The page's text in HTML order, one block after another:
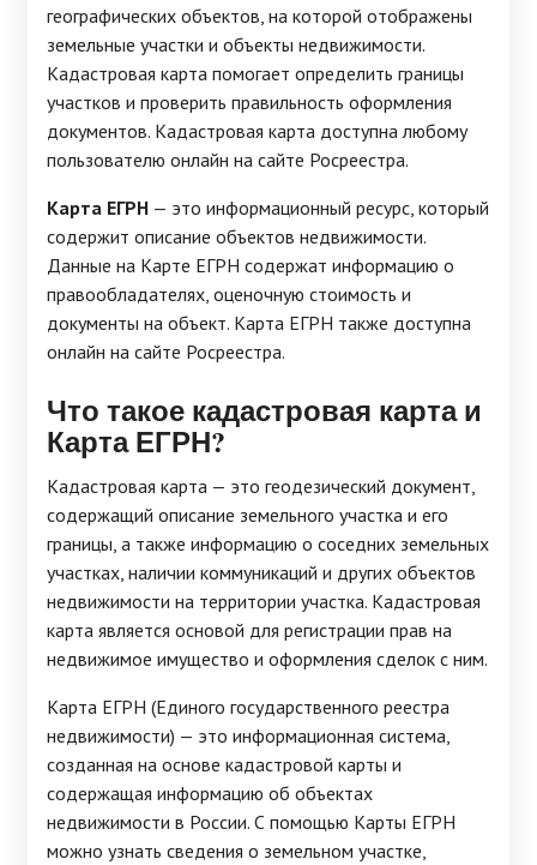
географических объектов, на которой отображены
земельные участки и объекты недвижимости.
Кадастровая карта помогает определить границы
участков и проверить правильность оформления
документов. Кадастровая карта доступна любому
пользователю онлайн на сайте Росреестра.
Карта ЕГРН — это информационный ресурс, который
содержит описание объектов недвижимости.
Данные на Карте ЕГРН содержат информацию о
правообладателях, оценочную стоимость и
документы на объект. Карта ЕГРН также доступна
онлайн на сайте Росреестра.
Что такое кадастровая карта и
Карта ЕГРН?
Кадастровая карта — это геодезический документ,
содержащий описание земельного участка и его
границы, а также информацию о соседних земельных
участках, наличии коммуникаций и других объектов
недвижимости на территории участка. Кадастровая
карта является основой для регистрации прав на
недвижимое имущество и оформления сделок с ним.
Карта ЕГРН (Единого государственного реестра
недвижимости) — это информационная система,
созданная на основе кадастровой карты и
содержащая информацию об объектах
недвижимости в России. С помощью Карты ЕГРН
можно узнать сведения о земельном участке,